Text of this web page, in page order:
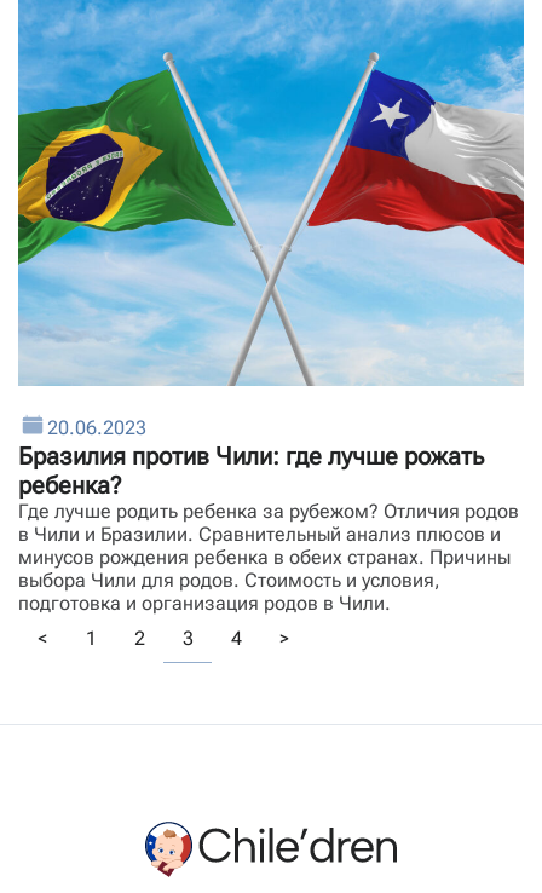
20.06.2023
Бразилия против Чили: где лучше рожать
ребенка?
Где лучше родить ребенка за рубежом? Отличия родов
в Чили и Бразилии. Сравнительный анализ плюсов и
минусов рождения ребенка в обеих странах. Причины
выбора Чили для родов. Стоимость и условия,
подготовка и организация родов в Чили.
<
1 2 3 4 >